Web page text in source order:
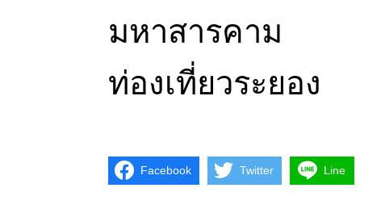
มหาสารคาม
ท่องเที่ยวระยอง
Facebook Twitter Line